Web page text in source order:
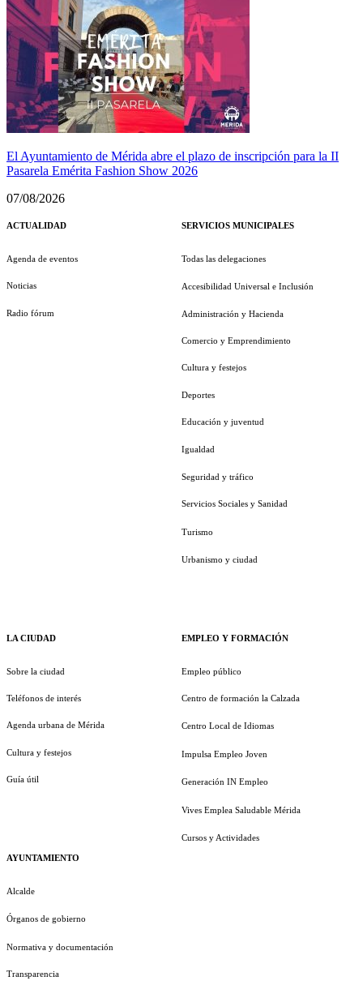
El Ayuntamiento de Mérida abre el plazo de inscripción para la II
Pasarela Emérita Fashion Show 2026
07/08/2026
ACTUALIDAD
Agenda de eventos
Noticias
Radio fórum
LA CIUDAD
Sobre la ciudad
Teléfonos de interés
Agenda urbana de Mérida
Cultura y festejos
Guía útil
AYUNTAMIENTO
Alcalde
Órganos de gobierno
Normativa y documentación
Transparencia
SERVICIOS MUNICIPALES
Todas las delegaciones
Accesibilidad Universal e Inclusión
Administración y Hacienda
Comercio y Emprendimiento
Cultura y festejos
Deportes
Educación y juventud
Igualdad
Seguridad y tráfico
Servicios Sociales y Sanidad
Turismo
Urbanismo y ciudad
EMPLEO Y FORMACIÓN
Empleo público
Centro de formación la Calzada
Centro Local de Idiomas
Impulsa Empleo Joven
Generación IN Empleo
Vives Emplea Saludable Mérida
Cursos y Actividades